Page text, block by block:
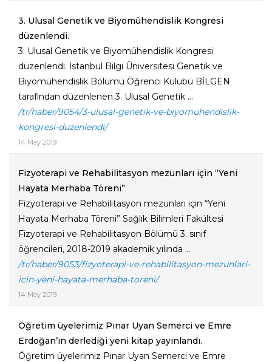
3. Ulusal Genetik ve Biyomühendislik Kongresi
düzenlendi.
3. Ulusal Genetik ve Biyomühendislik Kongresi
düzenlendi. İstanbul Bilgi Üniversitesi Genetik ve
Biyomühendislik Bölümü Öğrenci Kulübü BİLGEN
tarafından düzenlenen 3. Ulusal Genetik ...
/tr/haber/9054/3-ulusal-genetik-ve-biyomuhendislik-
kongresi-duzenlendi/
14 May 2019
Fizyoterapi ve Rehabilitasyon mezunları için “Yeni
Hayata Merhaba Töreni”
Fizyoterapi ve Rehabilitasyon mezunları için “Yeni
Hayata Merhaba Töreni” Sağlık Bilimleri Fakültesi
Fizyoterapi ve Rehabilitasyon Bölümü 3. sınıf
öğrencileri, 2018-2019 akademik yılında ...
/tr/haber/9053/fizyoterapi-ve-rehabilitasyon-mezunlari-
icin-yeni-hayata-merhaba-toreni/
14 May 2019
Öğretim üyelerimiz Pınar Uyan Semerci ve Emre
Erdoğan’ın derlediği yeni kitap yayınlandı.
Öğretim üyelerimiz Pınar Uyan Semerci ve Emre